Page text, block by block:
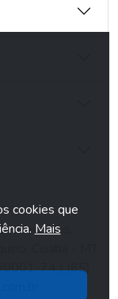
Cuiabá - MT,
74 | (65)
cookies que
Mais